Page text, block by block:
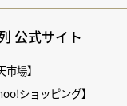
公式サイト
場】
ショッピング】